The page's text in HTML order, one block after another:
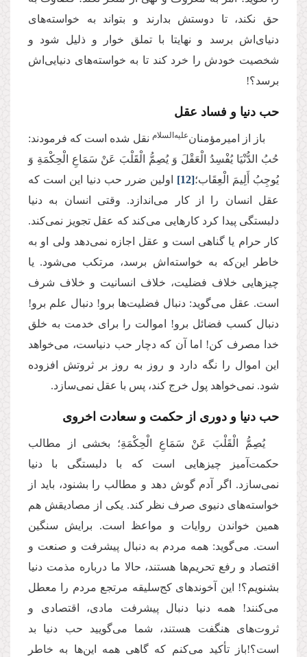
حق نکند، تا دوستش بدارند و بتواند به خواسته‌های
دنیای‌اش برسد و نهایتا با تملق خوار و ذلیل شود و
شخصیت خودش را خرد کند تا به خواسته‌های دنیایی‌اش
برسد؟!
حب دنیا و فساد عقل
باز از امیرمؤمنان‌علیه‌السلام نقل شده است که فرمودند:
حُبُ‏ الدُّنْیَا یُفْسِدُ الْعَقْلَ‏ وَ یُصِمُّ الْقَلْبَ عَنْ سَمَاعِ الْحِكْمَةِ وَ
یُوجِبُ أَلِیمَ الْعِقَاب؛[12] اولین ضرر حب دنیا این است که
عقل انسان را از کار می‌اندازد. وقتی انسان به دنیا
دلبستگی پیدا کرد کارهایی می‌کند که عقل تجویز نمی‌کند.
کار حرام یا گناهی است و عقل اجازه نمی‌دهد ولی او به
خاطر این‌که به خواسته‌اش برسد، مرتکب می‌شود. یا
چیزهایی خلاف فضلیت، خلاف انسانیت و خلاف شرف
است. عقل می‌گوید: دنبال فضلیت‌ها برو! دنبال علم برو!
دنبال کسب فضائل برو! اموالت را برای خدمت به خلق
خدا مصرف کن! اما آن که‌ دچار حب دنیاست، می‌خواهد
این اموال را نگه دارد و روز به روز بر ثروتش افزوده
شود. نمی‌خواهد پول خرج کند، پس با عقل نمی‌سازد.
حب دنیا و دوری از حکمت و سعادت اخروی
یُصِمُّ الْقَلْبَ عَنْ سَمَاعِ الْحِكْمَةِ؛ بخشی از مطالب
حکمت‌آمیز چیزهایی است که با دلبستگی با دنیا
نمی‌سازد. اگر آدم گوش دهد و مطالب را بشنود، باید از
خواسته‌های دنیوی صرف نظر کند. یکی از مصادیقش هم
همین خواندن روایات و مواعظ است. برایش سنگین
است. می‌گوید: همه مردم به دنبال پیشرفت و صنعت و
اقتصاد و رفع تحریم‌ها هستند، حالا ما درباره مذمت دنیا
بشنویم؟! این آخوندهای کج‌سلیقه مرتجع مردم را معطل
می‌کنند! همه دنیا دنبال پیشرفت مادی، اقتصادی و
ثروت‌های هنگفت هستند، شما می‌گویید حب دنیا بد
است؟!باز تأکید می‌کنم که گاهی همه این‌ها به خاطر